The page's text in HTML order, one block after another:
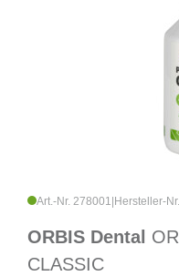
Art.-Nr. 278001 Hersteller-
ORBIS Dental
CLASSIC